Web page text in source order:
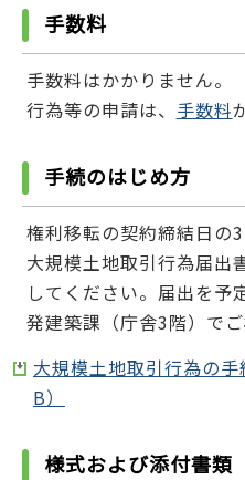
手数料
手数料はかかりません。
行為等の申請は、 手数料
手続のはじめ方
権利移転の契約締結日の
大規模土地取引行為届出
してください。届出を予
発建築課（庁舎3階）でご
大規模土地取引行為の
B）
様式および添付書類